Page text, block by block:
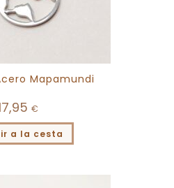
Mapamundi
€
a la cesta